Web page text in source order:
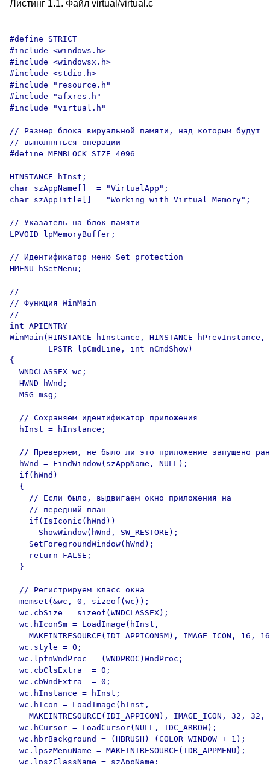
Листинг 1.1. Файл virtual/virtual.c